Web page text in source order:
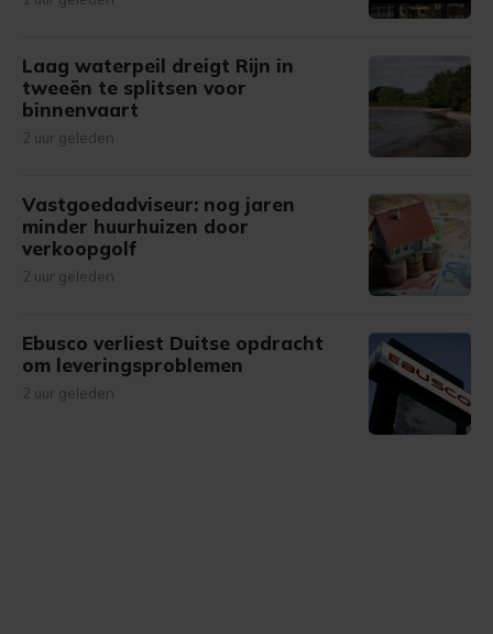
Laag waterpeil dreigt Rijn in
tweeën te splitsen voor
binnenvaart
2 uur geleden
Vastgoedadviseur: nog jaren
minder huurhuizen door
verkoopgolf
2 uur geleden
Ebusco verliest Duitse opdracht
om leveringsproblemen
2 uur geleden